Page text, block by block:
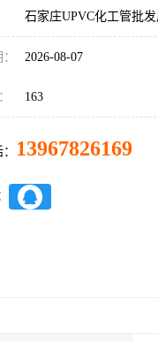
石家庄UPVC化工管批发
2026-08-07
163
13967826169